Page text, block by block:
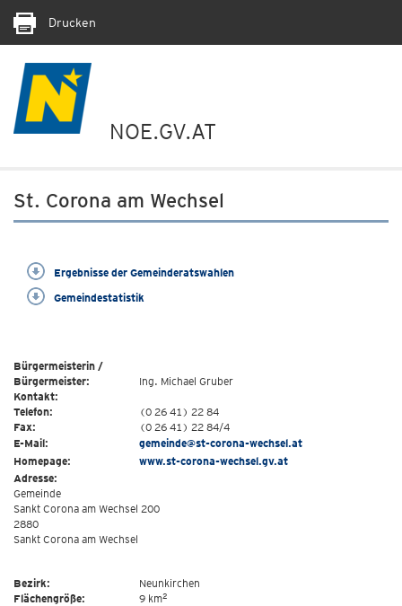
Drucken
NOE.GV.AT
St. Corona am Wechsel
Ergebnisse der Gemeinderatswahlen
Gemeindestatistik
Bürgermeisterin /
Bürgermeister:
Ing. Michael Gruber
Kontakt:
Telefon:
(0 26 41) 22 84
Fax:
(0 26 41) 22 84/4
E-Mail:
gemeinde@st-corona-wechsel.at
Homepage:
www.st-corona-wechsel.gv.at
Adresse:
Gemeinde
Sankt Corona am Wechsel 200
2880
Sankt Corona am Wechsel
Bezirk:
Neunkirchen
Flächengröße:
9 km2